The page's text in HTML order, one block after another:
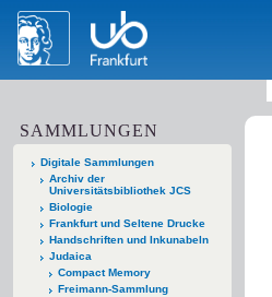
SAMMLUNGEN
Digitale Sammlungen
Archiv der
Universitätsbibliothek JCS
Biologie
Frankfurt und Seltene Drucke
Handschriften und Inkunabeln
Judaica
Compact Memory
Freimann-Sammlung